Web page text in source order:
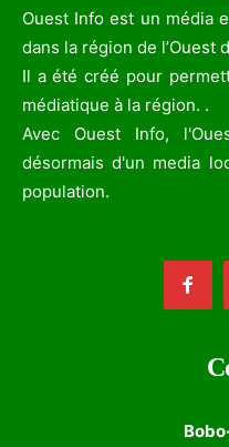
Ouest Info est un média
dans la région de l’Ouest
Il a été créé pour
médiatique à la région. .
Avec Ouest Info,
désormais d'un media
population.